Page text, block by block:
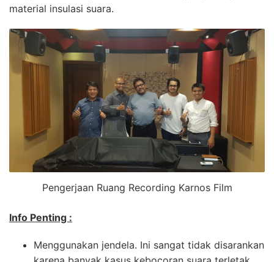
material insulasi suara.
Pengerjaan Ruang Recording Karnos Film
Info Penting :
Menggunakan jendela. Ini sangat tidak disarankan